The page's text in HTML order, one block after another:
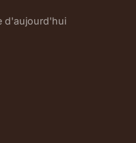
d'aujourd'hui